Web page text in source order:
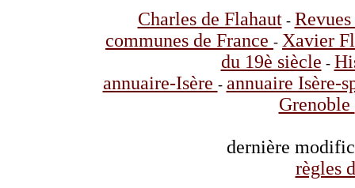
Charles de Flahaut-
communes de France - Xavier
du 19è siècle -
annuaire-Isère - annuaire Isère-
Grenoble
dernière
règles